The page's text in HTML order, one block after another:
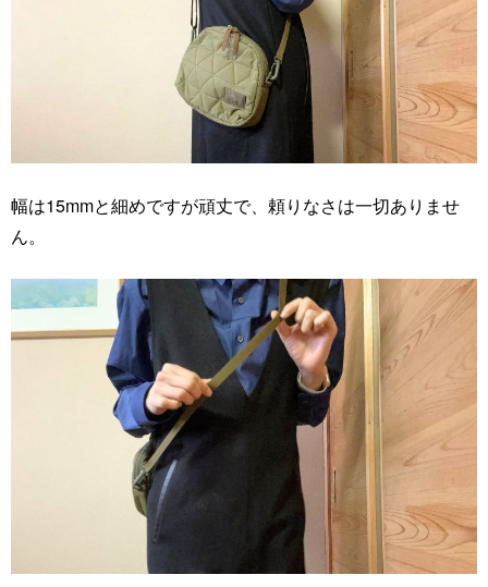
幅は15mmと細めですが頑丈で、頼りなさは一切ありませ
ん。